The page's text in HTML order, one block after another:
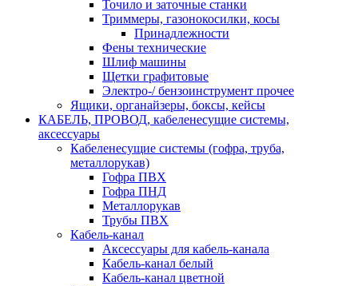
Точило и заточные станки
Триммеры, газонокосилки, косы
Принадлежности
Фены технические
Шлиф машины
Щетки графитовые
Электро-/ бензоинструмент прочее
Ящики, органайзеры, боксы, кейсы
КАБЕЛЬ, ПРОВОД, кабеленесущие системы,
аксессуары
Кабеленесущие системы (гофра, труба,
металлорукав)
Гофра ПВХ
Гофра ПНД
Металлорукав
Трубы ПВХ
Кабель-канал
Аксессуары для кабель-канала
Кабель-канал белый
Кабель-канал цветной